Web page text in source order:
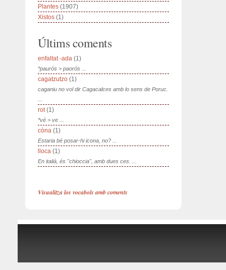
Plantes (1907)
Xistos (1)
Últims coments
enfaltat -ada (1)
*paurós > paorós ...
cagatzutzo (1)
caganiu no vol dir Cagacalces amb lo sens de Poruc.
rot(1)
*vé > ve ...
còna (1)
Estaria bé posar-hi icona, no? ...
lloca (1)
En italià, és "chioccia", amb dues ces. ...
Visualitza los vocabols amb coments